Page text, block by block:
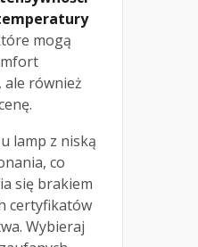
mogą
ale również
lamp z niską
co
się brakiem
certyfikatów
Wybieraj